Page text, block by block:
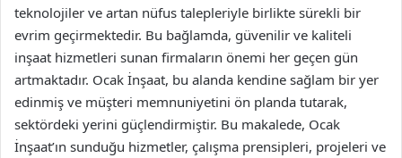
teknolojiler ve artan nüfus talepleriyle birlikte sürekli bir
evrim geçirmektedir. Bu bağlamda, güvenilir ve kaliteli
inşaat hizmetleri sunan firmaların önemi her geçen gün
artmaktadır. Ocak İnşaat, bu alanda kendine sağlam bir yer
edinmiş ve müşteri memnuniyetini ön planda tutarak,
sektördeki yerini güçlendirmiştir. Bu makalede, Ocak
İnşaat’ın sunduğu hizmetler, çalışma prensipleri, projeleri ve